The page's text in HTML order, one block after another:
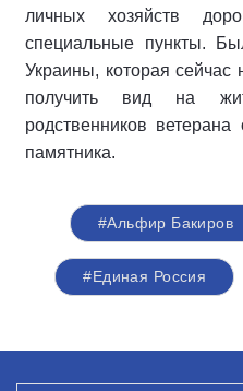
личных хозяйств
специальные пункты.
Украины, которая сейчас
получить вид на
родственников
памятника.
#Альфир Бакиров
#Единая Россия